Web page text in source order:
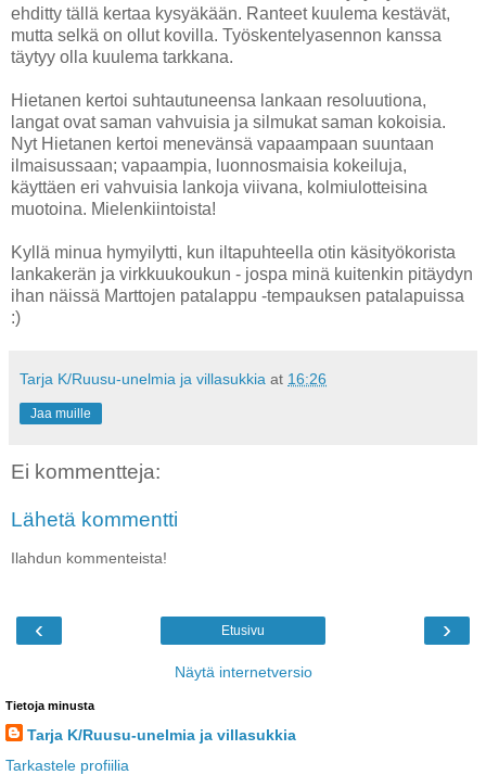
ehditty tällä kertaa kysyäkään. Ranteet kuulema kestävät,
mutta selkä on ollut kovilla. Työskentelyasennon kanssa
täytyy olla kuulema tarkkana.
Hietanen kertoi suhtautuneensa lankaan resoluutiona,
langat ovat saman vahvuisia ja silmukat saman kokoisia.
Nyt Hietanen kertoi menevänsä vapaampaan suuntaan
ilmaisussaan; vapaampia, luonnosmaisia kokeiluja,
käyttäen eri vahvuisia lankoja viivana, kolmiulotteisina
muotoina. Mielenkiintoista!
Kyllä minua hymyilytti, kun iltapuhteella otin käsityökorista
lankakerän ja virkkuukoukun - jospa minä kuitenkin pitäydyn
ihan näissä Marttojen patalappu -tempauksen patalapuissa
:)
Tarja K/Ruusu-unelmia ja villasukkia at 16:26
Jaa muille
Ei kommentteja:
Lähetä kommentti
Ilahdun kommenteista!
‹ ›
Etusivu
Näytä internetversio
Tietoja minusta
Tarja K/Ruusu-unelmia ja villasukkia
Tarkastele profiilia